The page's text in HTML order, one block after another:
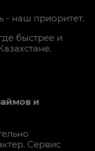
- наш приоритет.
быстрее и
и
Сервис